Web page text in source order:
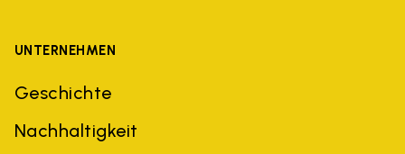
UNTERNEHMEN
Geschichte
Nachhaltigkeit